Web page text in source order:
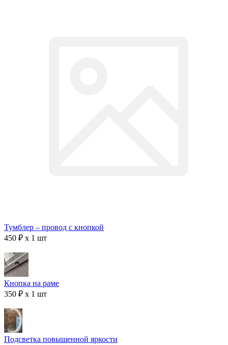
Тумблер – провод с кнопкой
450 ₽ x 1 шт
Кнопка на раме
350 ₽ x 1 шт
Подсветка повышенной яркости